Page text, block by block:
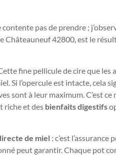
contente pas de prendre ;
42800, est le
fine pellicule de cire que
Si l’opercule est intacte, cela
sont à leur maximum. C’est
riche et des bienfaits digestifs
de miel : c’est l’assurance
peut garantir. Chaque pot